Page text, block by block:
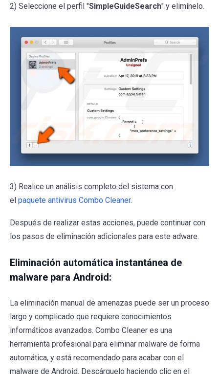
2) Seleccione el perfil "SimpleGuideSearch" y elimínelo.
3) Realice un análisis completo del sistema con
el paquete antivirus Combo Cleaner.
Después de realizar estas acciones, puede continuar con
los pasos de eliminación adicionales para este adware.
Eliminación automática instantánea de
malware para Android:
La eliminación manual de amenazas puede ser un proceso
largo y complicado que requiere conocimientos
informáticos avanzados. Combo Cleaner es una
herramienta profesional para eliminar malware de forma
automática, y está recomendado para acabar con el
malware de Android. Descárguelo haciendo clic en el